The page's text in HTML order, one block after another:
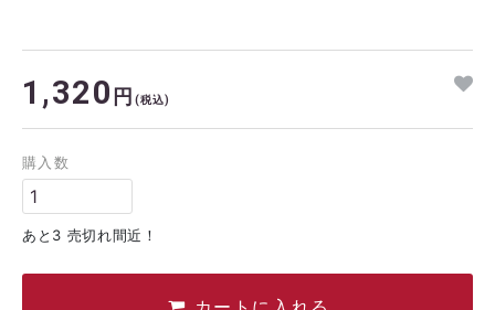
1,320 円 (税込)
購入数
あと3 売切れ間近！